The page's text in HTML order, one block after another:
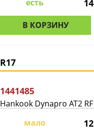
есть
В КОРЗИНУ
R17
1441485
Hankook Dynapro AT2
мало